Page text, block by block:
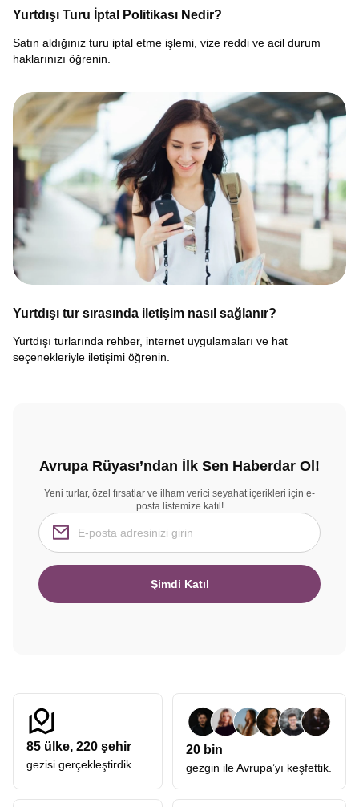
Yurtdışı Turu İptal Politikası Nedir?
Satın aldığınız turu iptal etme işlemi, vize reddi ve acil durum
haklarınızı öğrenin.
Yurtdışı tur sırasında iletişim nasıl sağlanır?
Yurtdışı turlarında rehber, internet uygulamaları ve hat
seçenekleriyle iletişimi öğrenin.
Avrupa Rüyası’ndan İlk Sen Haberdar Ol!
Yeni turlar, özel fırsatlar ve ilham verici seyahat içerikleri için e-
posta listemize katıl!
Şimdi Katıl
85 ülke, 220 şehir
gezisi gerçekleştirdik.
20 bin
gezgin ile Avrupa’yı keşfettik.